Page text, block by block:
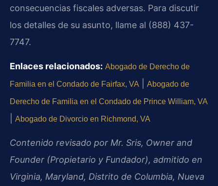
consecuencias fiscales adversas. Para discutir
los detalles de su asunto, llame al (888) 437-
7747.
Enlaces relacionados: Abogado de Derecho de
Familia en el Condado de Fairfax, VA Abogado de
Derecho de Familia en el Condado de Prince William, VA
Abogado de Divorcio en Richmond, VA
Contenido revisado por Mr. Sris, Owner and
Founder (Propietario y Fundador), admitido en
Virginia, Maryland, Distrito de Columbia, Nueva